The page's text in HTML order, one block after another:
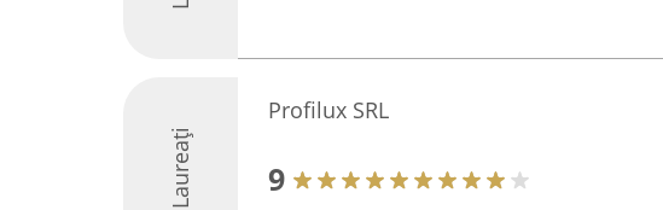
Laureați
Profilux SRL
9